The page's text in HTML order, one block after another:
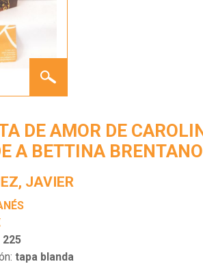
CARTA
CAROLINA
VON
GÜNDERRODE
BETTINA
DE AMOR DE
A BETTINA BRENTANO
JAVIER
225
tapa blanda